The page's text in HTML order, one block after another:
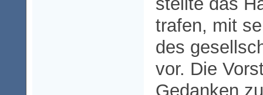
trafen, mit
des
vor. Die
Gedanken